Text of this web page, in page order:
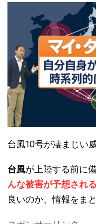
台風10号が凄まじい
台風が上陸する前に
んな被害が予想され
良いのか、情報をま